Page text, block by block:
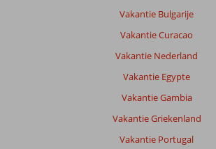
Vakantie Bulgarije
Vakantie Curacao
Vakantie Nederland
Vakantie Egypte
Vakantie Gambia
Vakantie Griekenland
Vakantie Portugal